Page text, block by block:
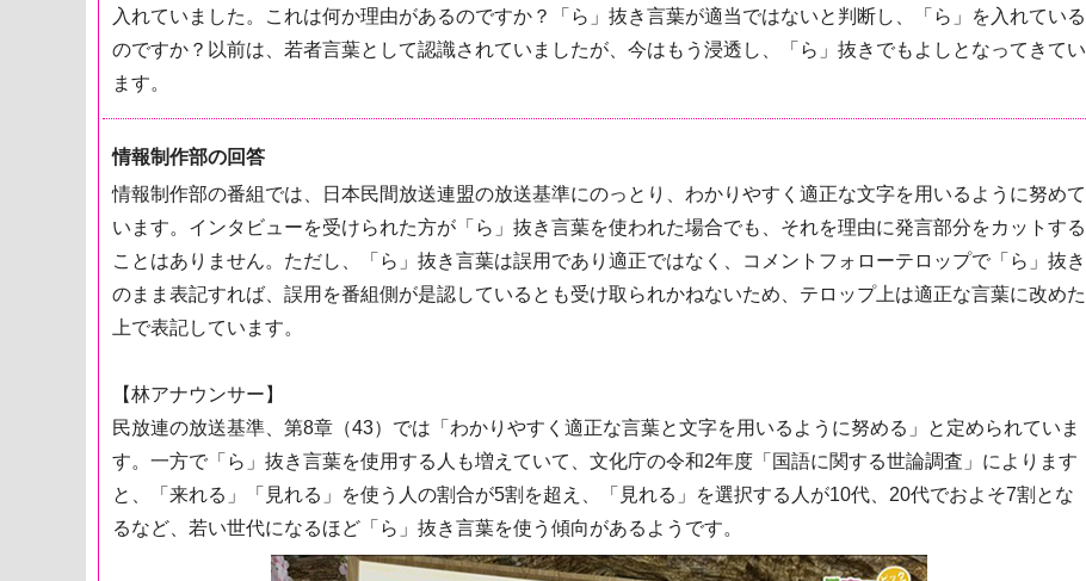
入れていました。これは何か理由があるのですか？「ら」抜き言葉が適当ではないと判断し、「ら」を入れている
のですか？以前は、若者言葉として認識されていましたが、今はもう浸透し、「ら」抜きでもよしとなってきてい
ます。
情報制作部の回答
情報制作部の番組では、日本民間放送連盟の放送基準にのっとり、わかりやすく適正な文字を用いるように努めて
います。インタビューを受けられた方が「ら」抜き言葉を使われた場合でも、それを理由に発言部分をカットする
ことはありません。ただし、「ら」抜き言葉は誤用であり適正ではなく、コメントフォローテロップで「ら」抜き
のまま表記すれば、誤用を番組側が是認しているとも受け取られかねないため、テロップ上は適正な言葉に改めた
上で表記しています。
【林アナウンサー】
民放連の放送基準、第8章（43）では「わかりやすく適正な言葉と文字を用いるように努める」と定められていま
す。一方で「ら」抜き言葉を使用する人も増えていて、文化庁の令和2年度「国語に関する世論調査」によります
と、「来れる」「見れる」を使う人の割合が5割を超え、「見れる」を選択する人が10代、20代でおよそ7割とな
るなど、若い世代になるほど「ら」抜き言葉を使う傾向があるようです。